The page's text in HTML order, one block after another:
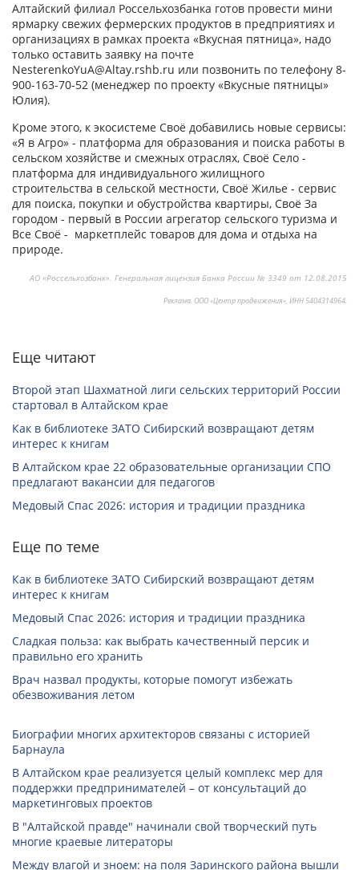
Алтайский филиал Россельхозбанка готов провести мини
ярмарку свежих фермерских продуктов в предприятиях и
организациях в рамках проекта «Вкусная пятница», надо
только оставить заявку на почте
NesterenkoYuA@Altay.rshb.ru или позвонить по телефону 8-
900-163-70-52 (менеджер по проекту «Вкусные пятницы»
Юлия).
Кроме этого, к экосистеме Своё добавились новые сервисы:
«Я в Агро» - платформа для образования и поиска работы в
сельском хозяйстве и смежных отраслях, Своё Село -
платформа для индивидуального жилищного
строительства в сельской местности, Своё Жилье - сервис
для поиска, покупки и обустройства квартиры, Своё За
городом - первый в России агрегатор сельского туризма и
Все Своё - маркетплейс товаров для дома и отдыха на
природе.
АО «Россельхозбанк». Генеральная лицензия Банка России № 3349 от 12.08.2015
Реклама. ООО «Центр продвижения», ИНН 5404314964.
Еще читают
Второй этап Шахматной лиги сельских территорий России
стартовал в Алтайском крае
Как в библиотеке ЗАТО Сибирский возвращают детям
интерес к книгам
В Алтайском крае 22 образовательные организации СПО
предлагают вакансии для педагогов
Медовый Спас 2026: история и традиции праздника
Еще по теме
Как в библиотеке ЗАТО Сибирский возвращают детям
интерес к книгам
Медовый Спас 2026: история и традиции праздника
Сладкая польза: как выбрать качественный персик и
правильно его хранить
Врач назвал продукты, которые помогут избежать
обезвоживания летом
Биографии многих архитекторов связаны с историей
Барнаула
В Алтайском крае реализуется целый комплекс мер для
поддержки предпринимателей – от консультаций до
маркетинговых проектов
В "Алтайской правде" начинали свой творческий путь
многие краевые литераторы
Между влагой и зноем: на поля Заринского района вышли